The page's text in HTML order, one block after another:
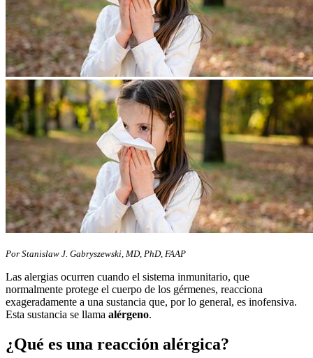
Por Stanislaw J. Gabryszewski, MD, PhD, FAAP
Las alergias ocurren cuando el sistema inmunitario, que
normalmente protege el cuerpo de los gérmenes, reacciona
exageradamente a una sustancia que, por lo general, es inofensiva.
Esta sustancia se llama alérgeno.
¿Qué es una reacción alérgica?